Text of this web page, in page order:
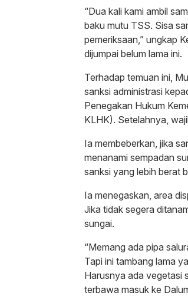
“Dua kali kami ambil
baku mutu TSS. Sisa
pemeriksaan,” ungkap
dijumpai belum lama ini.
Terhadap temuan ini,
sanksi administrasi
Penegakan Hukum
KLHK). Setelahnya,
Ia membeberkan, jika
menanami sempadan
sanksi yang lebih berat
Ia menegaskan, area
Jika tidak segera
sungai.
“Memang ada pipa
Tapi ini tambang lama
Harusnya ada vegetasi
terbawa masuk ke